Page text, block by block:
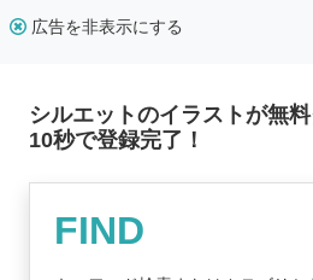
広告を非表示にする
シルエットのイラストが無
10秒で登録完了！
FIND